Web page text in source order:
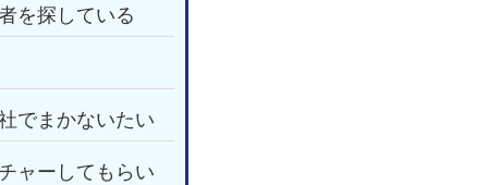
を探している
でまかないたい
ャーしてもらい